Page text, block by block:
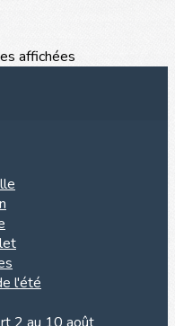
affichées
l'été